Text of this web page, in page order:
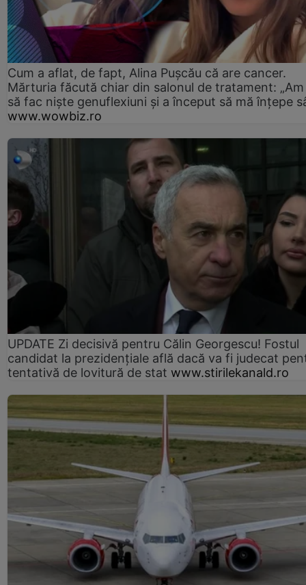
Cum a aflat, de fapt, Alina Pușcău că are cancer.
Mărturia făcută chiar din salonul de tratament:
să fac niște genuflexiuni și a început să mă înțepe
www.wowbiz.ro
UPDATE Zi decisivă pentru Călin Georgescu! Fostul
candidat la prezidențiale află dacă va fi judecat
tentativă de lovitură de stat www.stirilekanald.ro